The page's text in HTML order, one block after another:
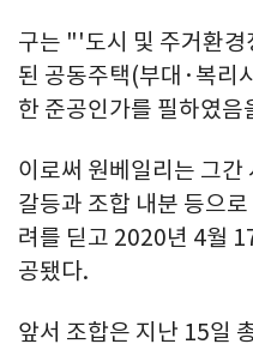
구는 "'도시 및 주거환
된 공동주택(부대·복리
한 준공인가를 필하였
이로써 원베일리는 그간
갈등과 조합 내분 등으
려를 딛고 2020년 4월
공됐다.
앞서 조합은 지난 15일